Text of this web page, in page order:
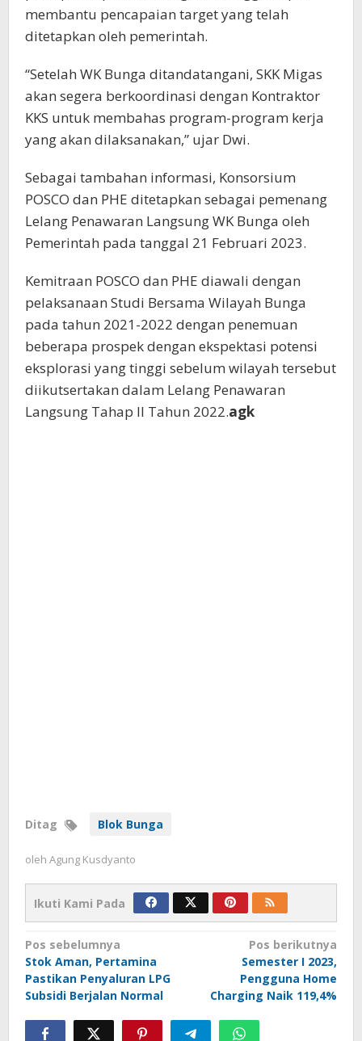
membantu pencapaian target yang telah
ditetapkan oleh pemerintah.
“Setelah WK Bunga ditandatangani, SKK Migas
akan segera berkoordinasi dengan Kontraktor
KKS untuk membahas program-program kerja
yang akan dilaksanakan,” ujar Dwi.
Sebagai tambahan informasi, Konsorsium
POSCO dan PHE ditetapkan sebagai pemenang
Lelang Penawaran Langsung WK Bunga oleh
Pemerintah pada tanggal 21 Februari 2023.
Kemitraan POSCO dan PHE diawali dengan
pelaksanaan Studi Bersama Wilayah Bunga
pada tahun 2021-2022 dengan penemuan
beberapa prospek dengan ekspektasi potensi
eksplorasi yang tinggi sebelum wilayah tersebut
diikutsertakan dalam Lelang Penawaran
Langsung Tahap II Tahun 2022.agk
Ditag Blok Bunga
oleh Agung Kusdyanto
Ikuti Kami Pada
Navigasi
pos
Pos sebelumnya
Stok Aman, Pertamina
Pastikan Penyaluran LPG
Subsidi Berjalan Normal
Pos berikutnya
Semester I 2023,
Pengguna Home
Charging Naik 119,4%